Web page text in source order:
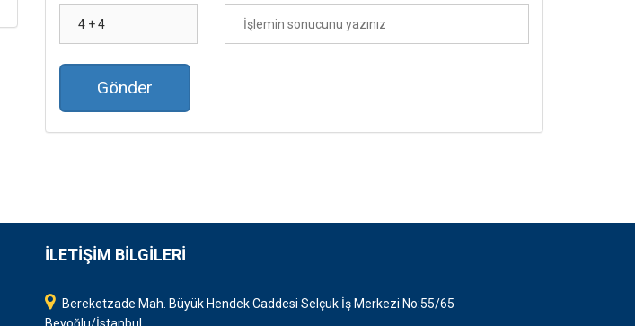
Gönder
İLETİŞİM BİLGİLERİ
Bereketzade Mah. Büyük Hendek Caddesi Selçuk İş Merkezi No:55/65